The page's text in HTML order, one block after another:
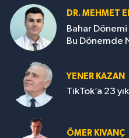
DR. MEHMET
Bahar
Bu Dönemde
YENER KAZAN
TikTok’a 23
ÖMER KIVANÇ